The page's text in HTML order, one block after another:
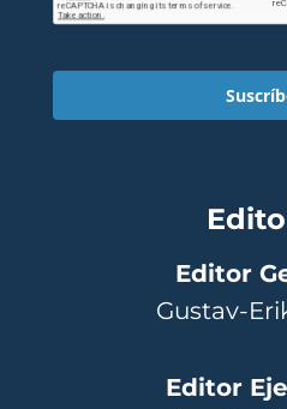
Editor
Gustav-
Editor